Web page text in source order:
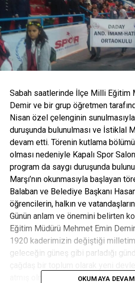
Sabah saatlerinde İlçe Milli Eğitim
Demir ve bir grup öğretmen
Nisan özel çelenginin
duruşunda bulunulması ve İstiklal
devam etti. Törenin kutlama
olması nedeniyle Kapalı Spor
program da saygı duruşunda
Marşı’nın okunmasıyla başlayan
Balaban ve Belediye Başkanı
öğrencilerin, halkın ve vatandaşların
Günün anlam ve önemini belirten
Eğitim Müdürü Mehmet Emin
1920 kaderimizin değiştiği
geleceğin güneş gibi parladığı
atmış olmanın engin bahtiyarlığını
OKUMAYA